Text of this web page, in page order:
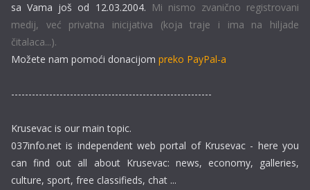
sa Vama još od 12.03.2004. Mi nismo zvanično registrovani
medij, već privatna inicijativa (koja traje i ima na hiljade
čitalaca...).
Možete nam pomoći donacijom preko PayPal-a
----------------------------------------------------------
Krusevac is our main topic.
037info.net is independent web portal of Krusevac - here you
can find out all about Krusevac: news, economy, galleries,
culture, sport, free classifieds, chat ...